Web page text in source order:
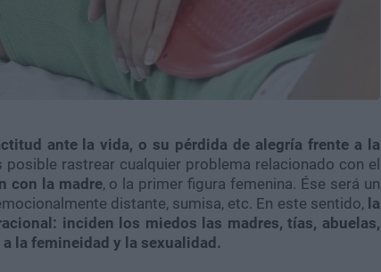
ante la vida, o su pérdida de alegría frente a la
posible rastrear cualquier problema relacionado con el
con la madre, o la primer figura femenina. Ése será un
distante, sumisa, etc. En este sentido,la
: inciden los miedos las madres, tías, abuelas,
la femineidad y la sexualidad.